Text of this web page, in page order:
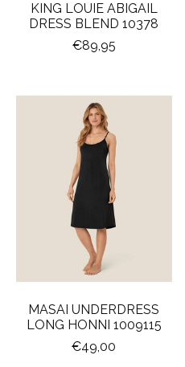
KING LOUIE ABIGAIL
DRESS BLEND 10378
€89,95
MASAI UNDERDRESS
LONG HONNI 1009115
€49,00